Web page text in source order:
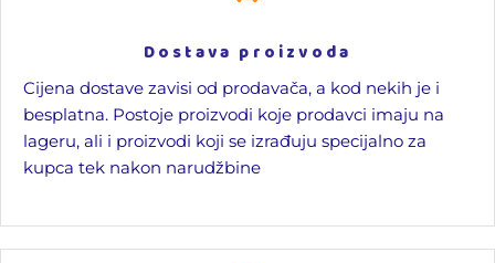
Dostava proizvoda
Cijena dostave zavisi od prodavača, a kod nekih je i
besplatna. Postoje proizvodi koje prodavci imaju na
lageru, ali i proizvodi koji se izrađuju specijalno za
kupca tek nakon narudžbine